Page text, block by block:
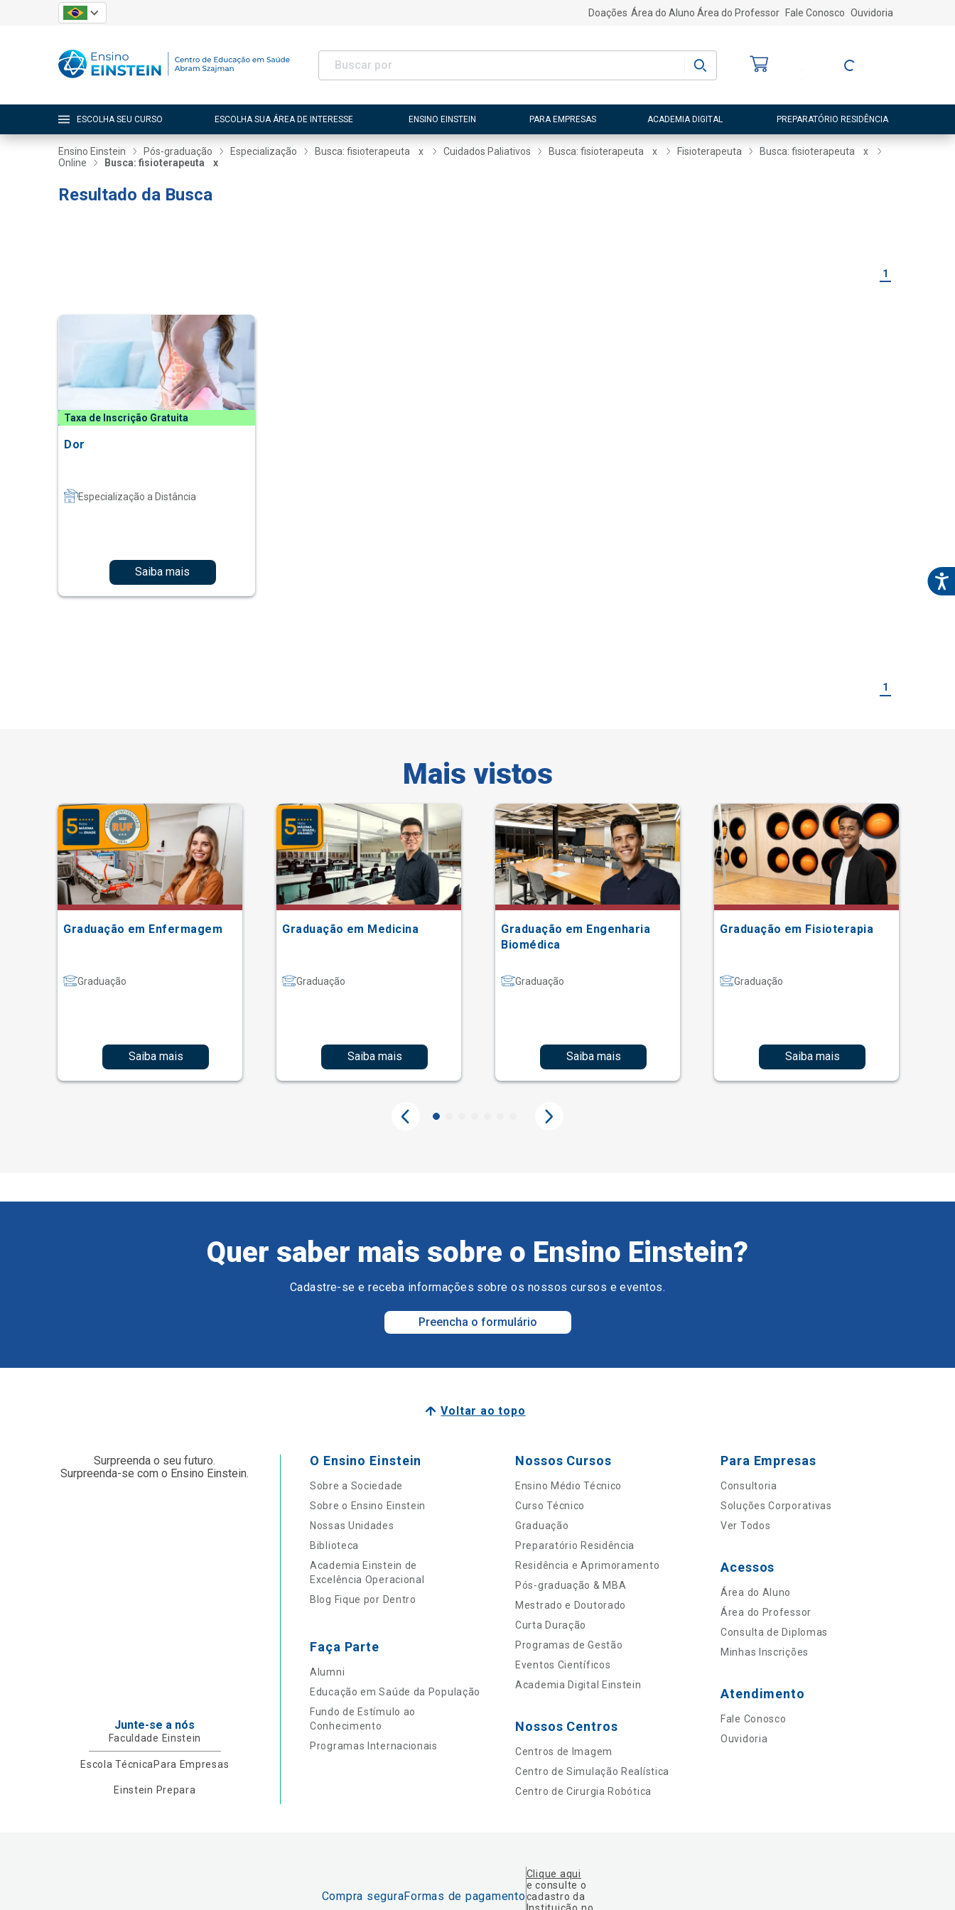
Doações Área do Aluno Área do Professor Fale Conosco Ouvidoria
Entre ou Cadastre-
ESCOLHA SEU CURSO ESCOLHA SUA ÁREA DE INTERESSE ENSINO EINSTEIN PARA EMPRESAS ACADEMIA DIGITAL PREPARATÓRIO RESIDÊNCIA
Ensino Einstein Pós-graduação Especialização Busca: fisioterapeuta x Cuidados Paliativos Busca: fisioterapeuta x Fisioterapeuta Busca: fisioterapeuta
x
Online
Busca: fisioterapeuta x
Resultado da Busca
1
Taxa de Inscrição Gratuita
Dor
Especialização a Distância
Saiba mais
1
Mais vistos
Graduação em Enfermagem
Graduação
Saiba mais
Graduação em Medicina
Graduação
Saiba mais
Graduação em Engenharia
Biomédica
Graduação
Saiba mais
Graduação em Fisioterapia
Graduação
Saiba mais
Quer saber mais sobre o Ensino Einstein?
Cadastre-se e receba informações sobre os nossos cursos e eventos.
Preencha o formulário
Voltar ao topo
Surpreenda o seu futuro.
Surpreenda-se com o Ensino Einstein.
Junte-se a nós
Faculdade Einstein
Escola Técnica Para Empresas
Einstein Prepara
O Ensino Einstein
Sobre a Sociedade
Sobre o Ensino Einstein
Nossas Unidades
Biblioteca
Academia Einstein de
Excelência Operacional
Blog Fique por Dentro
Faça Parte
Alumni
Educação em Saúde da População
Fundo de Estímulo ao
Conhecimento
Programas Internacionais
Nossos Cursos
Ensino Médio Técnico
Curso Técnico
Graduação
Preparatório Residência
Residência e Aprimoramento
Pós-graduação & MBA
Mestrado e Doutorado
Curta Duração
Programas de Gestão
Eventos Científicos
Academia Digital Einstein
Nossos Centros
Centros de Imagem
Centro de Simulação Realística
Centro de Cirurgia Robótica
Para Empresas
Consultoria
Soluções Corporativas
Ver Todos
Acessos
Área do Aluno
Área do Professor
Consulta de Diplomas
Minhas Inscrições
Atendimento
Fale Conosco
Ouvidoria
Compra seguraFormas de pagamento
Clique aqui
e consulte o
cadastro da